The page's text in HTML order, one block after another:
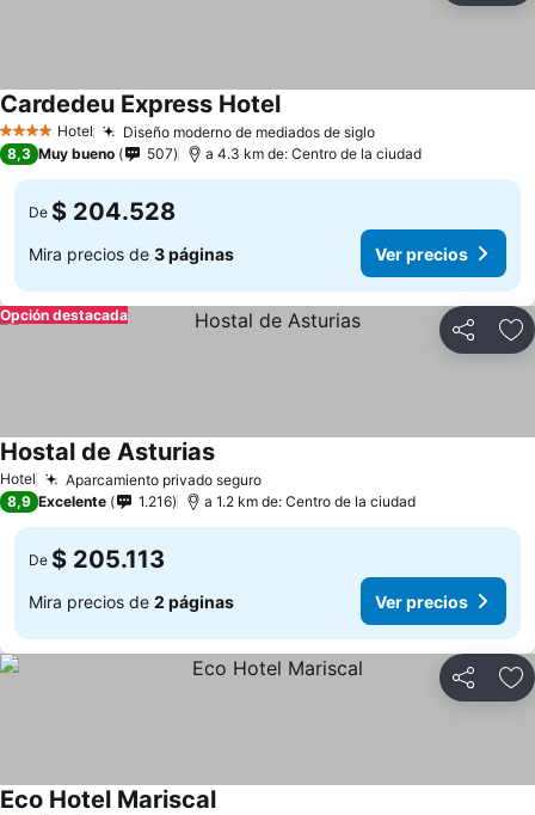
4 EstrellasHotel Diseño moderno de mediados de siglo
Cardedeu Express Hotel
8,3 Muy bueno 507 a 4.3 km de: Centro de la ciudad
De $ 204.528
Mira precios de 3 páginas Ver precios
Compartir
Opción destacada
Hotel Aparcamiento privado seguro
Hostal de Asturias
8,9 Excelente 1.216 a 1.2 km de: Centro de la ciudad
De $ 205.113
Mira precios de 2 páginas Ver precios
Compartir
Eco Hotel Mariscal